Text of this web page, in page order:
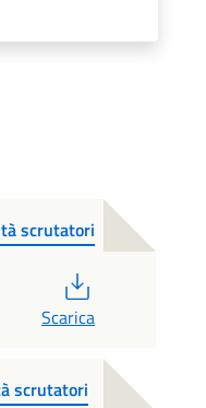
scrutatori
Scarica
scrutatori